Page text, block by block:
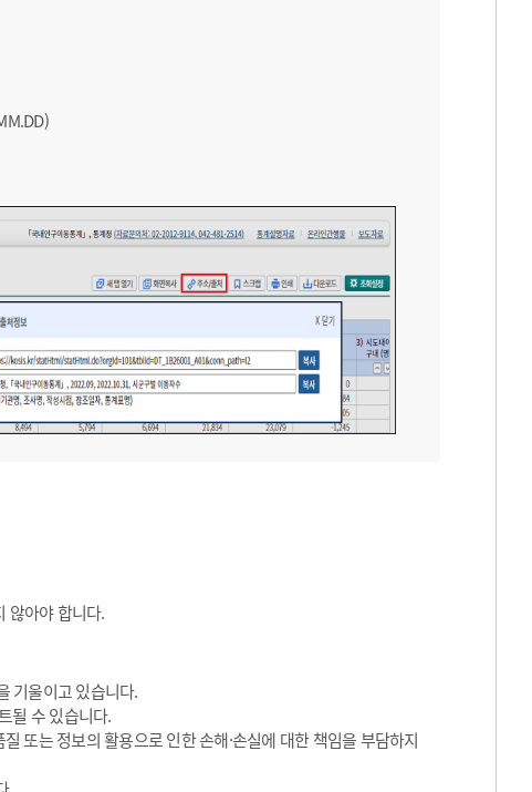
않아야 합니다.
기울이고 있습니다.
될 수 있습니다.
또는 정보의 활용으로 인한 손해·손실에 대한 책임을 부담하지